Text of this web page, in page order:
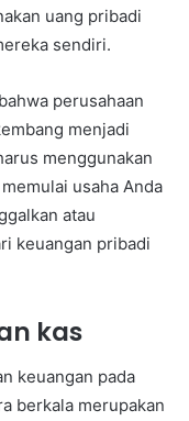
uang pribadi
sendiri.
perusahaan
menjadi
menggunakan
usaha Anda
atau
keuangan pribadi
kas
keuangan pada
berkala merupakan